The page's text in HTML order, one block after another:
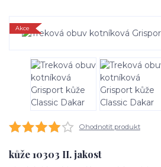
Akce
Ohodnotit produkt
kůže 10303 II. jakost